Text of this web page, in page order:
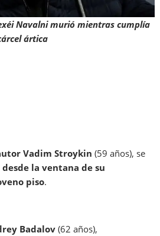
Navalni murió mientras cumplía
ártica
Vadim Stroykin(59 años), se
desde la ventana de su
piso.
Badalov(62 años),